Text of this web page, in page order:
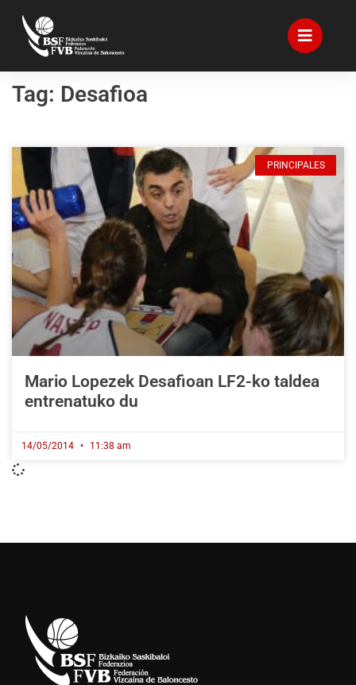
Tag: Desafioa
PRINCIPALES
Mario Lopezek Desafioan LF2-ko taldea
entrenatuko du
14/05/2014 11:38 am